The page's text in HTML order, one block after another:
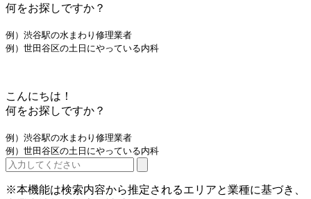
何をお探しですか？
例）渋谷駅の水まわり修理業者
例）世田谷区の土日にやっている内科
こんにちは！
何をお探しですか？
例）渋谷駅の水まわり修理業者
例）世田谷区の土日にやっている内科
※本機能は検索内容から推定されるエリアと業種に基づき、